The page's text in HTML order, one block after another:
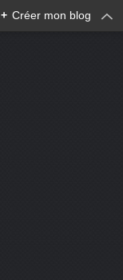
+ Créer mon blog